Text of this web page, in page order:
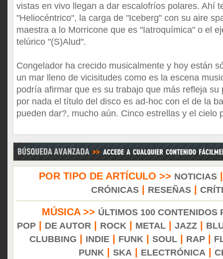
vistas en vivo llegan a dar escalofríos polares. Ahí
"Heliocéntrico", la carga de "Iceberg" con su aire
maestra a lo Morricone que es "Iatroquímica" o el
telúrico "(S)Alud".
Congelador ha crecido musicalmente y hoy están
un mar lleno de vicisitudes como es la escena
podría afirmar que es su trabajo que más refleja su
por nada el título del disco es ad-hoc con el de la
pueden dar?, mucho aún. Cinco estrellas y el cielo
POR TIPO DE ARTÍCULO >> NOTICIAS
CRÓNICAS| RESEÑAS|
MÚSICA >> ÚLTIMOS 100 CONTENIDOS
POP| DE AUTOR ROCK METAL| JAZZ|
CLUBBING
INDIE| FUNK SOUL| RAP|
PUNK
SKA ELECTRÓNICA